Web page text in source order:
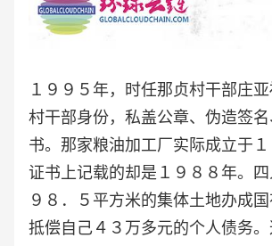
１９９５年，时任那贞村干部庄
村干部身份，私盖公章、伪造签
书。那家粮油加工厂实际成立于
证书上记载的却是１９８８年。
９８．５平方米的集体土地办成
抵偿自己４３万多元的个人债务